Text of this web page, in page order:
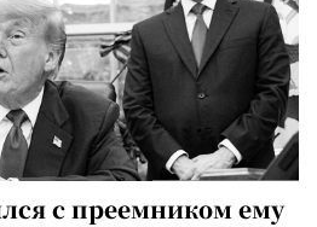
с преемником ему